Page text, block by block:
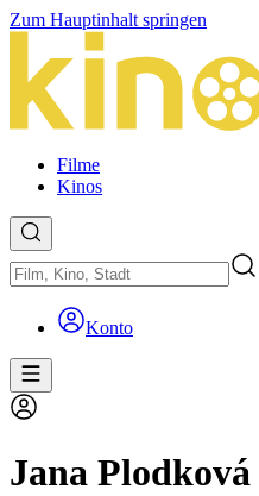
Zum Hauptinhalt springen
Filme
Kinos
Konto
Jana Plodková